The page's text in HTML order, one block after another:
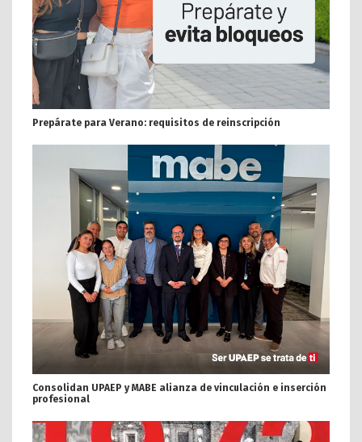
Prepárate para Verano: requisitos de reinscripción
Consolidan UPAEP y MABE alianza de vinculación e inserción
profesional